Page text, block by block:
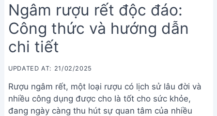
Ngâm rượu rết độc đáo:
Công thức và hướng dẫn
chi tiết
UPDATED AT: 21/02/2025
Rượu ngâm rết, một loại rượu có lịch sử lâu đời và
nhiều công dụng được cho là tốt cho sức khỏe,
đang ngày càng thu hút sự quan tâm của nhiều